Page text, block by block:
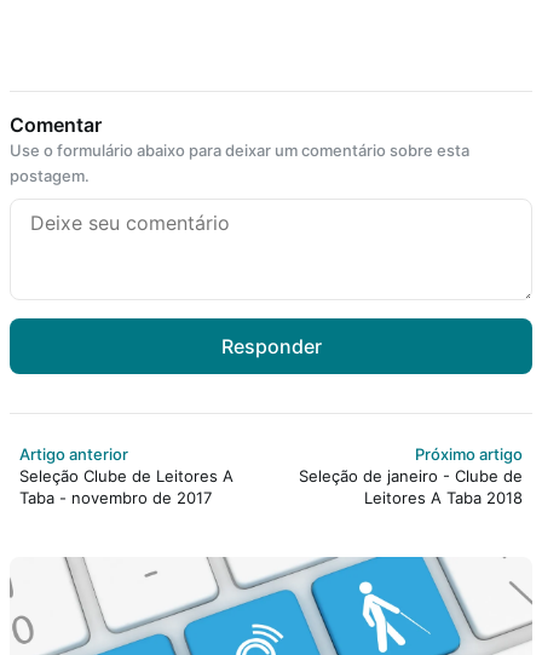
Comentar
Use o formulário abaixo para deixar um comentário sobre esta
postagem.
Responder
Artigo anterior
Seleção Clube de Leitores A
Taba - novembro de 2017
Próximo artigo
Seleção de janeiro - Clube de
Leitores A Taba 2018